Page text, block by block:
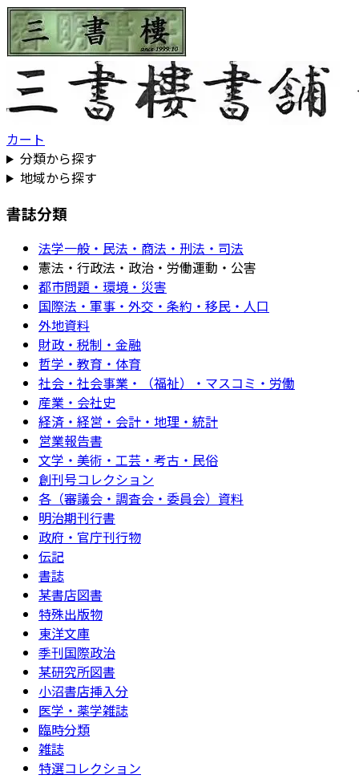
カート
分類から探す
地域から探す
書誌分類
法学一般・民法・商法・刑法・司法
憲法・行政法・政治・労働運動・公害
都市問題・環境・災害
国際法・軍事・外交・条約・移民・人口
外地資料
財政・税制・金融
哲学・教育・体育
社会・社会事業・（福祉）・マスコミ・労働
産業・会社史
経済・経営・会計・地理・統計
営業報告書
文学・美術・工芸・考古・民俗
創刊号コレクション
各（審議会・調査会・委員会）資料
明治期刊行書
政府・官庁刊行物
伝記
書誌
某書店図書
特殊出版物
東洋文庫
季刊国際政治
某研究所図書
小沼書店挿入分
医学・薬学雑誌
臨時分類
雑誌
特選コレクション